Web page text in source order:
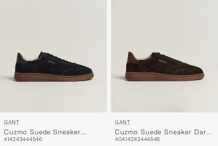
Cuzmo Suede Sneaker
Marine
41 424344 4546
Cuzmo Suede Sneaker Dark
Brown
40414243 444546